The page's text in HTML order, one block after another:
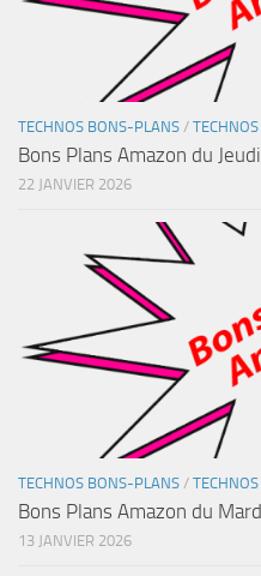
TECHNOS BONS-PLANS /
Bons Plans Amazon du
22 JANVIER 2026
TECHNOS BONS-PLANS /
Bons Plans Amazon du
13 JANVIER 2026